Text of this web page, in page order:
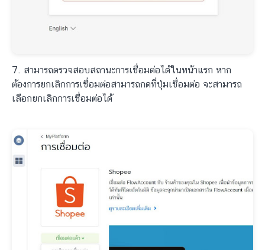
7. สามารถตรวจสอบสถานะการเชื่อมต่อได้ในหน้าแรก หาก
ต้องการยกเลิกการเชื่อมต่อสามารถกดที่ปุ่มเชื่อมต่อ จะสามารถ
เลือกยกเลิกการเชื่อมต่อได้